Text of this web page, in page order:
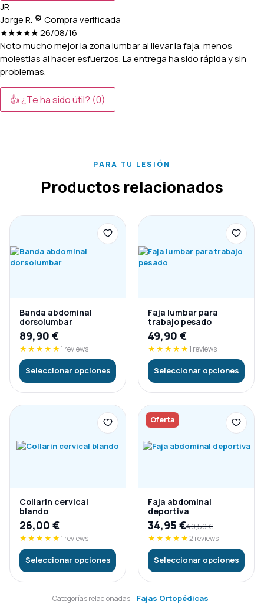
JR
Jorge R.
Compra verificada
★★★★★26/08/16
Noto mucho mejor la zona lumbar al llevar la faja, menos
molestias al hacer esfuerzos. La entrega ha sido rápida y sin
problemas.
👍 ¿Te ha sido útil? (0)
PARA TU LESIÓN
Productos relacionados
Banda abdominal
dorsolumbar
89,90 €
★★★★★1 reviews
Seleccionar opciones
Faja lumbar para
trabajo pesado
49,90 €
★★★★★1 reviews
Seleccionar opciones
Collarin cervical
blando
26,00 €
★★★★★1 reviews
Seleccionar opciones
Oferta
Faja abdominal
deportiva
34,95 €40,50€
★★★★★2 reviews
Seleccionar opciones
Categorías relacionadas: Fajas Ortopédicas